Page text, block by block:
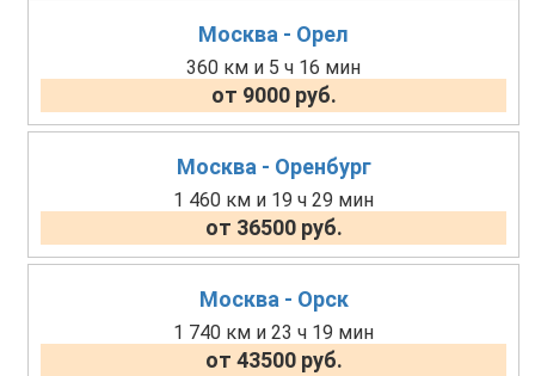
Москва - Орел
360 км и 5 ч 16 мин
от 9000 руб.
Москва - Оренбург
1 460 км и 19 ч 29 мин
от 36500 руб.
Москва - Орск
1 740 км и 23 ч 19 мин
от 43500 руб.